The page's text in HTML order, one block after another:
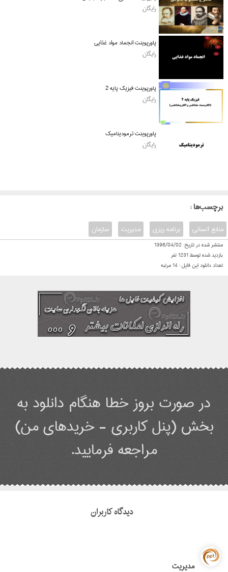
رایگان
پاورپوینت انجماد مواد غذایی
رایگان
پاورپوینت فیزیک پایه 2
رایگان
پاورپوینت ترمودینامیک
رایگان
: برچسب‌ها
سازمان مدیریت برنامه ریزی منابع انسانی
منتشر شده در تاریخ: 1396/04/02
بازدید شده توسط1231نفر
تعداد دانلود این فایل : 14مرتبه
در صورت بروز خطا هنگام دانلود به
بخش (پنل کاربری - خریدهای من)
مراجعه فرمایید.
دیدگاه کاربران
مدیریت